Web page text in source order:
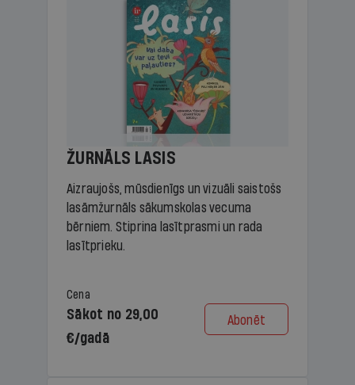
ŽURNĀLS LASIS
Aizraujošs, mūsdienīgs un vizuāli saistošs
lasāmžurnāls sākumskolas vecuma
bērniem. Stiprina lasītprasmi un rada
lasītprieku.
Cena
Sākot no 29,00
€/gadā
Abonēt